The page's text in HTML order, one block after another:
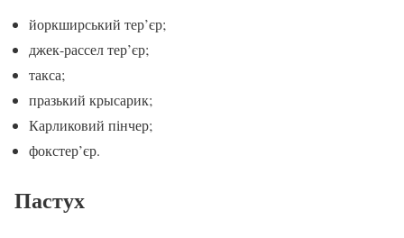
йоркширський тер’єр;
джек-рассел тер’єр;
такса;
празький крысарик;
Карликовий пінчер;
фокстер’єр.
Пастух